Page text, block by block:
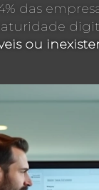
das
ou